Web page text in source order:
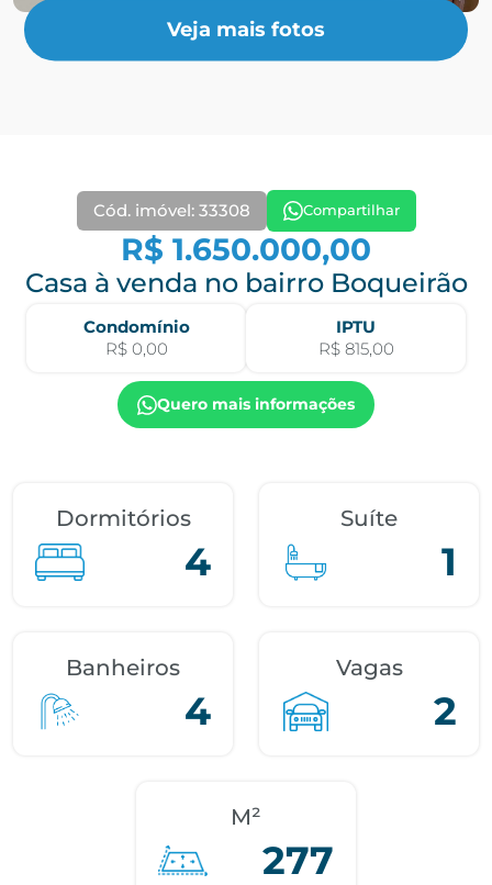
Veja mais fotos
Cód. imóvel: 33308 Compartilhar
R$ 1.650.000,00
Casa à venda no bairro Boqueirão
Condomínio
R$ 0,00
IPTU
R$ 815,00
Quero mais informações
Dormitórios
4
Suíte
1
Banheiros
4
Vagas
2
M²
277